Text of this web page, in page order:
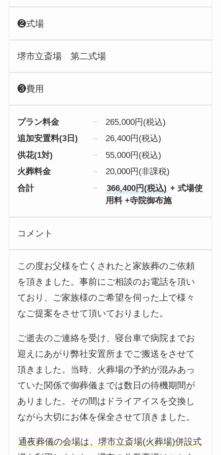
❷式場
堺市立斎場 第二式場
❸費用
プラン料金
265,000円(税込)
追加安置料(3日)
26,400円(税込)
供花(1対)
55,000円(税込)
火葬料金
20,000円(非課税)
合計
366,400円(税込) + 式場使
用料 +寺院御布施
コメント
この度お父様を亡くされたと家族葬のご依頼
を頂きました。事前にご相談のお電話を頂い
ており、ご家族様のご希望を伺った上で様々
なご提案をさせて頂いておりました。
ご逝去のご連絡を受け、寝台車で病院までお
迎えにあがり弊社安置所までご搬送をさせて
頂きました。当時、火葬場の予約が混みあっ
ていた関係で御葬儀までは数日の待機期間が
ありました。その間はドライアイスを交換し
ながら大切にお体を保全させて頂きました。
通夜葬儀の会場は、堺市立斎場(火葬場)併設式